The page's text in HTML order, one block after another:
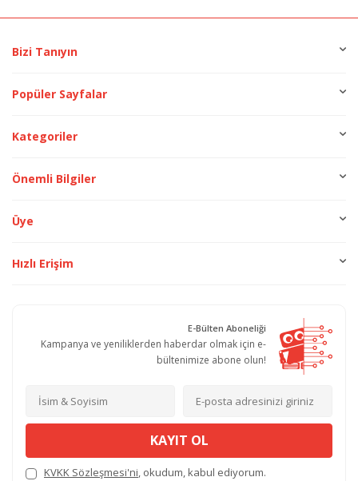
Bizi Tanıyın
Popüler Sayfalar
Kategoriler
Önemli Bilgiler
Üye
Hızlı Erişim
E-Bülten Aboneliği
Kampanya ve yeniliklerden haberdar olmak için e-
bültenimize abone olun!
KAYIT OL
KVKK Sözleşmesi'ni, okudum, kabul ediyorum.